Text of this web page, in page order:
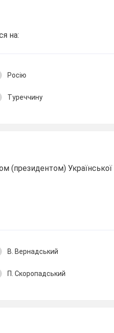
на:
Росію
Туреччину
(президентом) Української
В. Вернадський
П. Скоропадський